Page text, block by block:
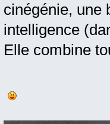
cinégénie, une
intelligence
Elle combine